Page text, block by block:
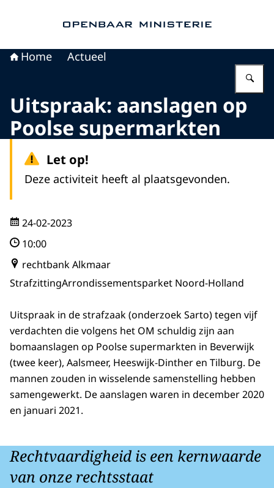
Home Actueel
Uitspraak: aanslagen op
Poolse supermarkten
Let op!
Deze activiteit heeft al plaatsgevonden.
24-02-2023
10:00
rechtbank Alkmaar
StrafzittingArrondissementsparket Noord-Holland
Uitspraak in de strafzaak (onderzoek Sarto) tegen vijf
verdachten die volgens het OM schuldig zijn aan
bomaanslagen op Poolse supermarkten in Beverwijk
(twee keer), Aalsmeer, Heeswijk-Dinther en Tilburg. De
mannen zouden in wisselende samenstelling hebben
samengewerkt. De aanslagen waren in december 2020
en januari 2021.
Rechtvaardigheid is een kernwaarde
van onze rechtsstaat